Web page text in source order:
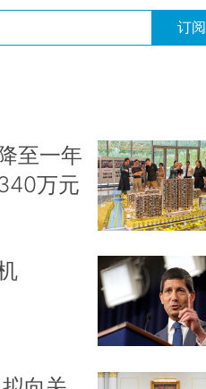
订阅
至一年
万元